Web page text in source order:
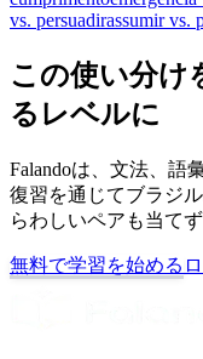
vs. persuadirassumir vs.
この使い分け
るレベルに
Falandoは、文法、語
復習を通じてブラジ
らわしいペアも当て
無料で学習を始める